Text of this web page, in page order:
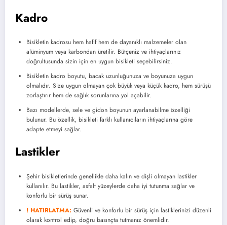
Kadro
Bisikletin kadrosu hem hafif hem de dayanıklı malzemeler olan
alüminyum veya karbondan üretilir. Bütçeniz ve ihtiyaçlarınız
doğrultusunda sizin için en uygun bisikleti seçebilirsiniz.
Bisikletin kadro boyutu, bacak uzunluğunuza ve boyunuza uygun
olmalıdır. Size uygun olmayan çok büyük veya küçük kadro, hem sürüşü
zorlaştırır hem de sağlık sorunlarına yol açabilir.
Bazı modellerde, sele ve gidon boyunun ayarlanabilme özelliği
bulunur. Bu özellik, bisikleti farklı kullanıcıların ihtiyaçlarına göre
adapte etmeyi sağlar.
Lastikler
Şehir bisikletlerinde genellikle daha kalın ve dişli olmayan lastikler
kullanılır. Bu lastikler, asfalt yüzeylerde daha iyi tutunma sağlar ve
konforlu bir sürüş sunar.
! HATIRLATMA: Güvenli ve konforlu bir sürüş için lastiklerinizi düzenli
olarak kontrol edip, doğru basınçta tutmanız önemlidir.